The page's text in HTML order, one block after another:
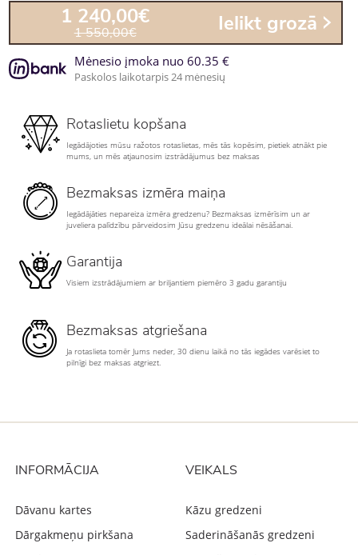
1 240,00€
1 550,00€ Ielikt grozā
Mėnesio įmoka nuo 60.35 €
Paskolos laikotarpis 24 mėnesių
Rotaslietu kopšana
Iegādājoties mūsu ražotos rotaslietas, mēs tās kopēsim, pietiek atnākt pie
mums, un mēs atjaunosim izstrādājumus bez maksas
Bezmaksas izmēra maiņa
Iegādājāties nepareiza izmēra gredzenu? Bezmaksas izmērīsim un ar
juveliera palīdzību pārveidosim Jūsu gredzenu ideālai nēsāšanai.
Garantija
Visiem izstrādājumiem ar briljantiem piemēro 3 gadu garantiju
Bezmaksas atgriešana
Ja rotaslieta tomēr Jums neder, 30 dienu laikā no tās iegādes varēsiet to
pilnīgi bez maksas atgriezt.
INFORMĀCIJA
Dāvanu kartes
Dārgakmeņu pirkšana
VEIKALS
Kāzu gredzeni
Saderināšanās gredzeni